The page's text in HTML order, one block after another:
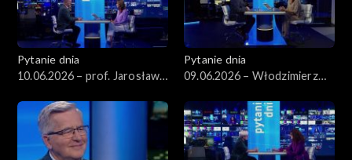
Pytanie dnia
10.06.2026 – prof. Jarosław
Pytanie dnia
09.06.2026 – Włodzimierz